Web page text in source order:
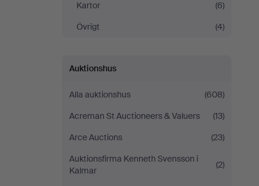
på
Stockholms
Auktionsverk
Magasin
5
Kartor
(6)
Övrigt
(4)
Auktionshus
Alla auktionshus
(608)
Acreman St Auctioneers & Valuers
(13)
Arce Auctions
(23)
Auktionsfirma Kenneth Svensson i
Kalmar
(2)